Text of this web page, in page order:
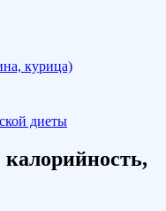
курица)
диеты